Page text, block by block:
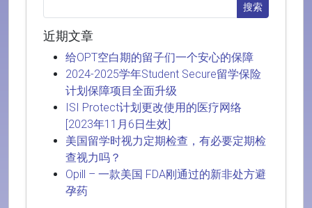
近期文章
给OPT空白期的留子们一个安心的保障
2024-2025学年Student Secure留学保险
计划保障项目全面升级
ISI Protect计划更改使用的医疗网络
[2023年11月6日生效]
美国留学时视力定期检查，有必要定期检
查视力吗？
Opill – 一款美国 FDA刚通过的新非处方避
孕药